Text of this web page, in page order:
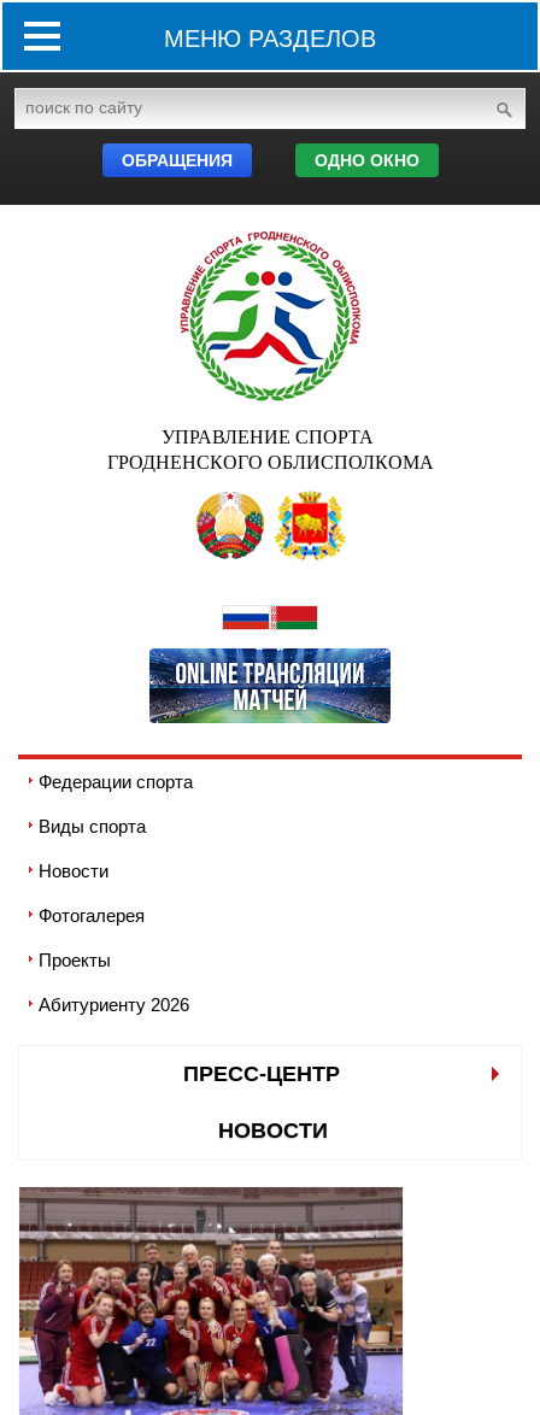
МЕНЮ РАЗДЕЛОВ
ОБРАЩЕНИЯ ОДНО ОКНО
УПРАВЛЕНИЕ СПОРТА
ГРОДНЕНСКОГО ОБЛИСПОЛКОМА
Федерации спорта
Виды спорта
Новости
Фотогалерея
Проекты
Абитуриенту 2026
ПРЕСС-ЦЕНТР
НОВОСТИ